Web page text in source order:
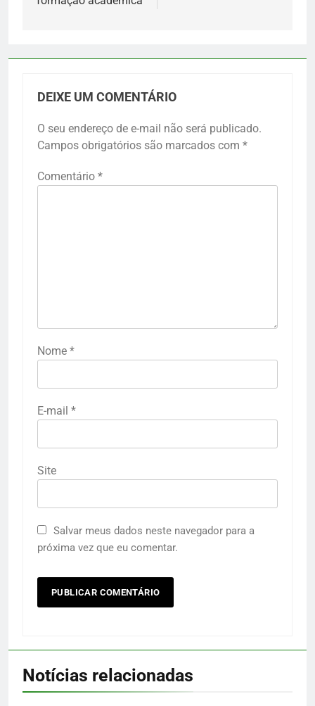
DEIXE UM COMENTÁRIO
O seu endereço de e-mail não será publicado.
Campos obrigatórios são marcados com *
Comentário *
Nome *
E-mail *
Site
Salvar meus dados neste navegador para a
próxima vez que eu comentar.
Notícias relacionadas